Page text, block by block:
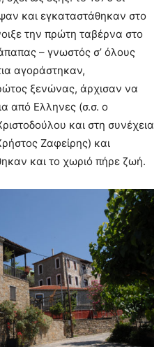
και εγκαταστάθηκαν στο
την πρώτη ταβέρνα στο
– γνωστός σ’ όλους
αγοράστηκαν,
ξενώνας, άρχισαν να
από Ελληνες (σ.σ. ο
και στη συνέχεια
Ζαφείρης) και
και το χωριό πήρε ζωή.